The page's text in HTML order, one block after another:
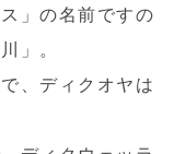
」の名前ですの
」。
、ディクオヤは